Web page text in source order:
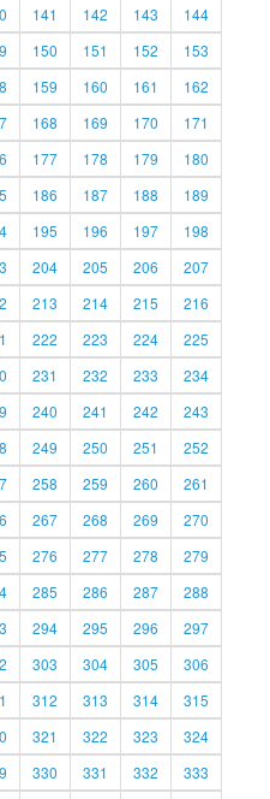
141 142 143
144
150 151 152
153
159 160 161
162
168 169 170
171
177 178 179
180
186 187 188
189
195 196 197
198
204 205 206
207
213 214 215
216
222 223 224
225
231 232 233
234
240 241 242
243
249 250 251
252
258 259 260
261
267 268 269
270
276 277 278
279
285 286 287
288
294 295 296
297
303 304 305
306
312 313 314
315
321 322 323
324
330 331 332
333